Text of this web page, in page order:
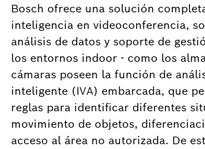
Bosch ofrece una solución
inteligencia en videoconferencia,
análisis de datos y soporte de
los entornos indoor - como los
cámaras poseen la función de
inteligente (IVA) embarcada, que
reglas para identificar diferentes
movimiento de objetos,
acceso al área no autorizada. De